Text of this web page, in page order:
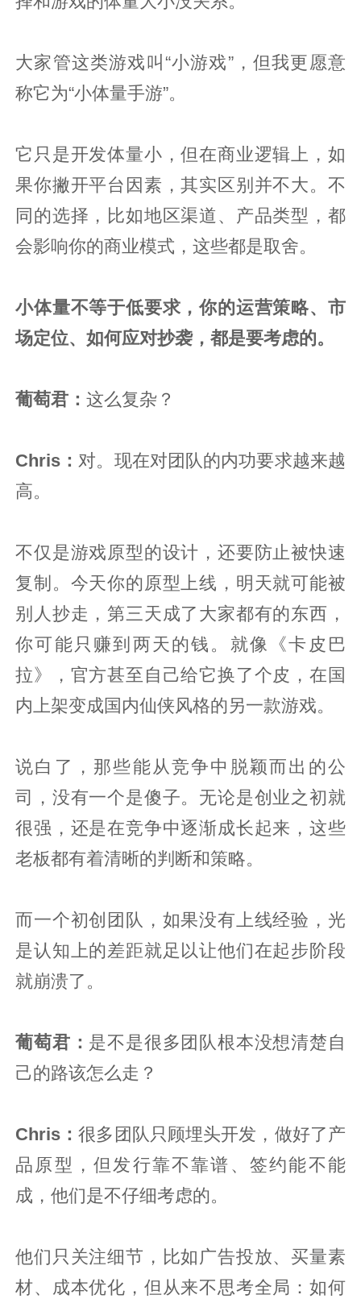
大家管这类游戏叫“小游戏”，但我更愿意
称它为“小体量手游”。
它只是开发体量小，但在商业逻辑上，如
果你撇开平台因素，其实区别并不大。不
同的选择，比如地区渠道、产品类型，都
会影响你的商业模式，这些都是取舍。
小体量不等于低要求，你的运营策略、市
场定位、如何应对抄袭，都是要考虑的。
葡萄君 ：这么复杂？
Chris：对。现在对团队的内功要求越来越
高。
不仅是游戏原型的设计，还要防止被快速
复制。今天你的原型上线，明天就可能被
别人抄走，第三天成了大家都有的东西，
你可能只赚到两天的钱。就像《卡皮巴
拉》，官方甚至自己给它换了个皮，在国
内上架变成国内仙侠风格的另一款游戏。
说白了，那些能从竞争中脱颖而出的公
司，没有一个是傻子。无论是创业之初就
很强，还是在竞争中逐渐成长起来，这些
老板都有着清晰的判断和策略。
而一个初创团队，如果没有上线经验，光
是认知上的差距就足以让他们在起步阶段
就崩溃了。
葡萄君 ： 是不是很多团队根本没想清楚自
己的路该怎么走？
Chris：很多团队只顾埋头开发，做好了产
品原型，但发行靠不靠谱、签约能不能
成，他们是不仔细考虑的。
他们只关注细节，比如广告投放、买量素
材、成本优化，但从来不思考全局：如何